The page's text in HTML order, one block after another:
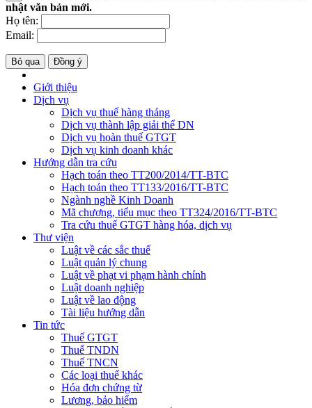
nhật văn bản mới.
Họ tên:
Email:
Bỏ qua Đồng ý
Giới thiệu
Dịch vụ
Dịch vụ thuế hàng tháng
Dịch vụ thành lập giải thể DN
Dịch vụ hoàn thuế GTGT
Dịch vụ kinh doanh khác
Hướng dẫn tra cứu
Hạch toán theo TT200/2014/TT-BTC
Hạch toán theo TT133/2016/TT-BTC
Ngành nghề Kinh Doanh
Mã chương, tiểu mục theo TT324/2016/TT-BTC
Tra cứu thuế GTGT hàng hóa, dịch vụ
Thư viện
Luật về các sắc thuế
Luật quản lý chung
Luật về phạt vi phạm hành chính
Luật doanh nghiệp
Luật về lao động
Tài liệu hướng dẫn
Tin tức
Thuế GTGT
Thuế TNDN
Thuế TNCN
Các loại thuế khác
Hóa đơn chứng từ
Lương, bảo hiểm